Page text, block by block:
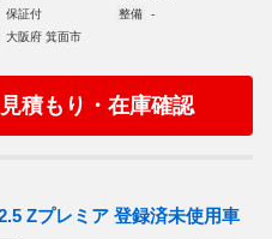
保証付 整備
-
大阪府 箕面市
見積もり・在庫確認
Zプレミア 登録済未使用車